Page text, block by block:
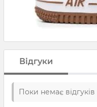
Відгуки
Поки немає відгуків